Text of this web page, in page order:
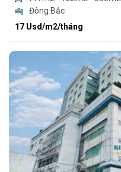
Đông Bắc
17 Usd/m2/tháng